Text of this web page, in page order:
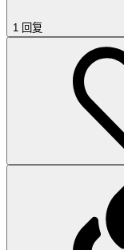
1 回复